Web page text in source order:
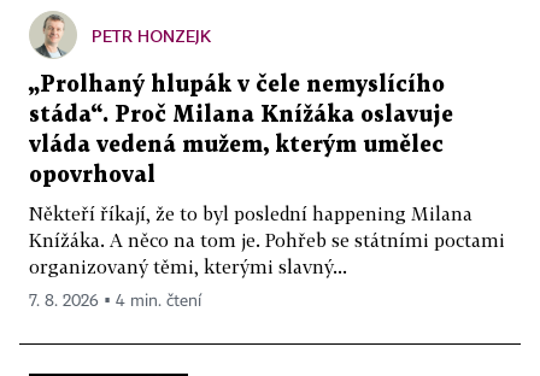
PETR HONZEJK
„Prolhaný hlupák v čele nemyslícího
stáda“. Proč Milana Knížáka oslavuje
vláda vedená mužem, kterým umělec
opovrhoval
Někteří říkají, že to byl poslední happening Milana
Knížáka. A něco na tom je. Pohřeb se státními poctami
organizovaný těmi, kterými slavný...
7. 8. 2026 ▪ 4 min. čtení